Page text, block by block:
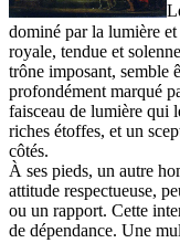
dominé par la lumière
royale, tendue et
trône imposant, semble
profondément marqué
faisceau de lumière qui
riches étoffes, et un
côtés.
À ses pieds, un autre
attitude respectueuse,
ou un rapport. Cette
de dépendance. Une